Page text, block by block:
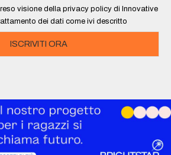
visione della privacy policy di Innovative
dei dati come ivi descritto
ISCRIVITI ORA